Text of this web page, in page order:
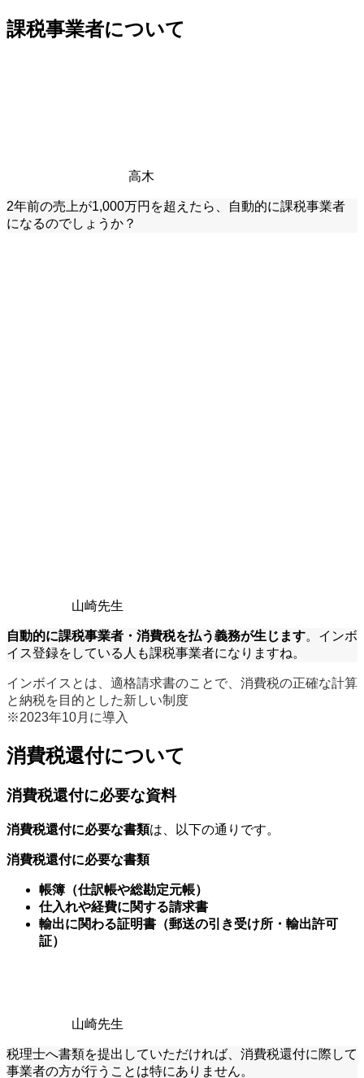
課税事業者について
高木
2年前の売上が1,000万円を超えたら、自動的に課税事業者
になるのでしょうか？
山崎先生
自動的に課税事業者・消費税を払う義務が生じます。インボ
イス登録をしている人も課税事業者になりますね。
インボイスとは、適格請求書のことで、消費税の正確な計算
と納税を目的とした新しい制度
※2023年10月に導入
消費税還付について
消費税還付に必要な資料
消費税還付に必要な書類は、以下の通りです。
消費税還付に必要な書類
帳簿（仕訳帳や総勘定元帳）
仕入れや経費に関する請求書
輸出に関わる証明書（郵送の引き受け所・輸出許可
証）
山崎先生
税理士へ書類を提出していただければ、消費税還付に際して
事業者の方が行うことは特にありません。